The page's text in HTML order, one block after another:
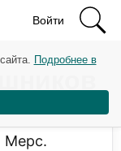
Войти
Мерс.
Подробнее в